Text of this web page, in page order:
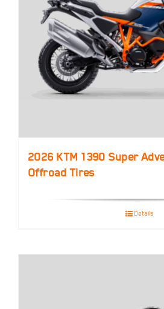
2026 KTM 1390 Super
Offroad Tires
Details